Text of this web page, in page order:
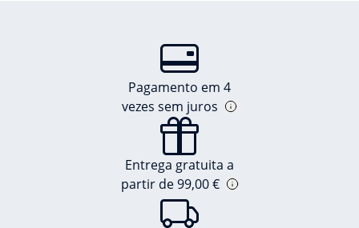
Pagamento em 4
vezes sem juros
Entrega gratuita a
partir de 99,00 €